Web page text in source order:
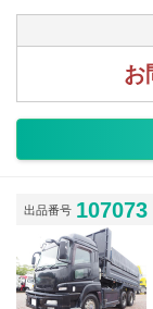
お
出品番号 107073